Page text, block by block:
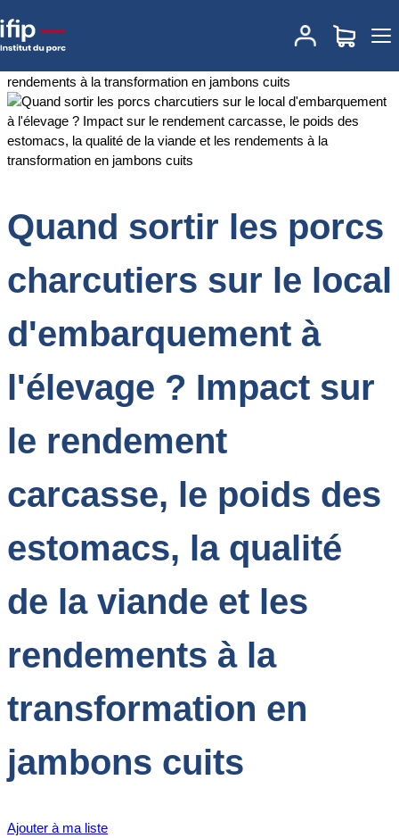
Accueil
Quand sortir les porcs charcutiers sur le
local d'embarquement à l'élevage ? Impact sur le rendement
rendements à la transformation en jambons cuits
Quand sortir les porcs
charcutiers sur le local
d'embarquement à
l'élevage ? Impact sur
le rendement
carcasse, le poids des
estomacs, la qualité
de la viande et les
rendements à la
transformation en
jambons cuits
Ajouter à ma liste